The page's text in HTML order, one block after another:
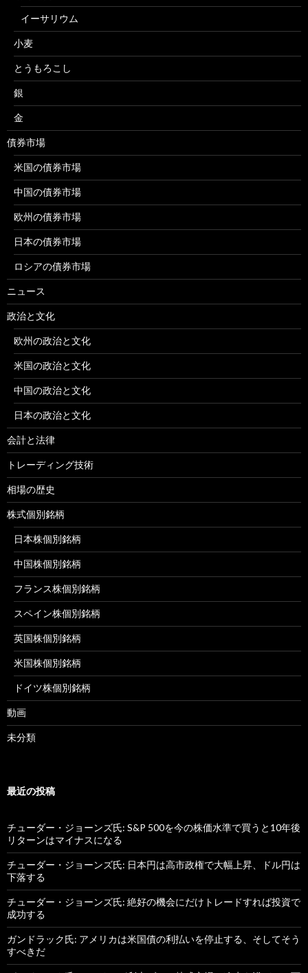
イーサリウム
小麦
とうもろこし
銀
金
債券市場
米国の債券市場
中国の債券市場
欧州の債券市場
日本の債券市場
ロシアの債券市場
ニュース
政治と文化
欧州の政治と文化
米国の政治と文化
中国の政治と文化
日本の政治と文化
会計と法律
トレーディング技術
相場の歴史
株式個別銘柄
日本株個別銘柄
中国株個別銘柄
フランス株個別銘柄
スペイン株個別銘柄
英国株個別銘柄
米国株個別銘柄
ドイツ株個別銘柄
動画
未分類
最近の投稿
チューダー・ジョーンズ氏: S&P 500を今の株価水準で買うと10年後
リターンはマイナスになる
チューダー・ジョーンズ氏: 日本円は高市政権で大幅上昇、ドル円は
下落する
チューダー・ジョーンズ氏: 絶好の機会にだけトレードすれば投資で
成功する
ガンドラック氏: アメリカは米国債の利払いを停止する、そしてそう
すべきだ